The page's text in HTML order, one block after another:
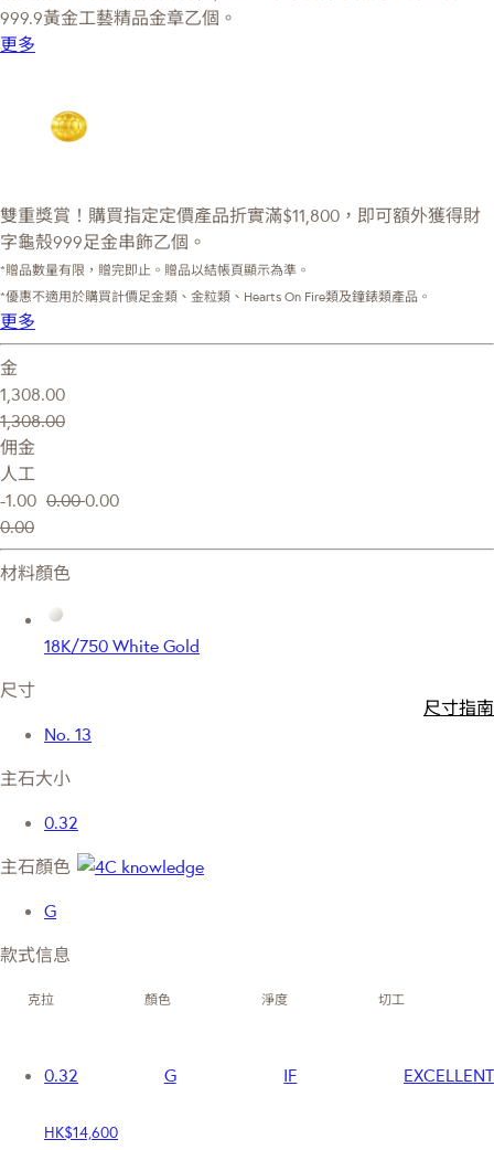
999.9黃金工藝精品金章乙個。
更多
雙重獎賞！購買指定定價產品折實滿$11,800，即可額外獲得財
字龜殼999足金串飾乙個。
*贈品數量有限，贈完即止。贈品以結帳頁顯示為準。
*優惠不適用於購買計價足金類、金粒類、Hearts On Fire類及鐘錶類產品。
更多
金
1,308.00
1,308.00
佣金
人工
-1.00 0.000.00
0.00
材料顏色
18K/750 White Gold
尺寸
尺寸指南
No. 13
主石大小
0.32
主石顏色
G
款式信息
克拉 顏色 淨度 切工
0.32 G IF EXCELLENT
HK$14,600